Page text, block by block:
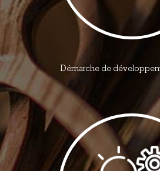
Démarche de